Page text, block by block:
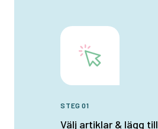
STEG 01
Välj artiklar & lägg till